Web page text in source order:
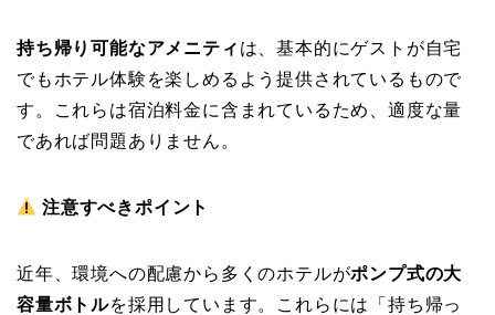
持ち帰り可能なアメニティ は、基本的にゲストが自宅
でもホテル体験を楽しめるよう提供されているもので
す。これらは宿泊料金に含まれているため、適度な量
であれば問題ありません。
注意すべきポイント
近年、環境への配慮から多くのホテルがポンプ式の大
容量ボトルを採用しています。これらには「持ち帰っ